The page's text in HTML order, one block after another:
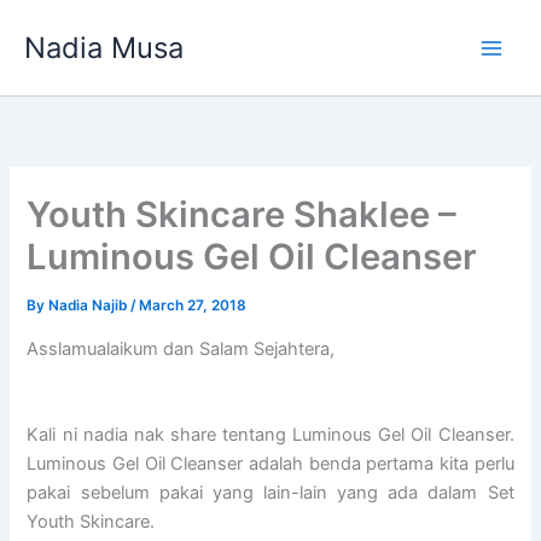
Nadia Musa
Youth Skincare Shaklee –
Luminous Gel Oil Cleanser
By Nadia Najib/ March 27, 2018
Asslamualaikum dan Salam Sejahtera,
Kali ni nadia nak share tentang Luminous Gel Oil Cleanser.
Luminous Gel Oil Cleanser adalah benda pertama kita perlu
pakai sebelum pakai yang lain-lain yang ada dalam Set
Youth Skincare.